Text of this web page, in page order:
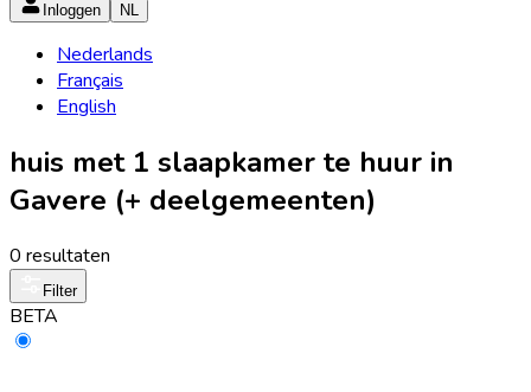
Inloggen NL
Nederlands
Français
English
huis met 1 slaapkamer te huur in
Gavere (+ deelgemeenten)
0 resultaten
Filter
BETA